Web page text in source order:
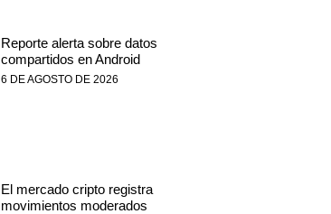
Reporte alerta sobre datos
compartidos en Android
6 DE AGOSTO DE 2026
El mercado cripto registra
movimientos moderados